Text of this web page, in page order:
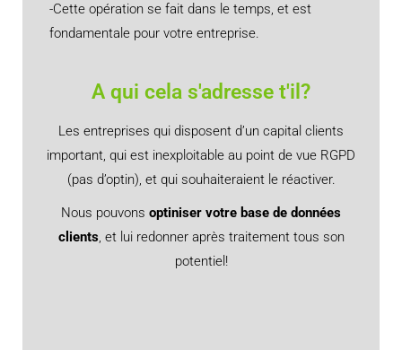
-Cette opération se fait dans le temps, et est
fondamentale pour votre entreprise.
A qui cela s'adresse t'il?​
Les entreprises qui disposent d’un capital clients
important, qui est inexploitable au point de vue RGPD
(pas d’optin), et qui souhaiteraient le réactiver.
Nous pouvons optiniser votre base de données
clients, et lui redonner après traitement tous son
potentiel!